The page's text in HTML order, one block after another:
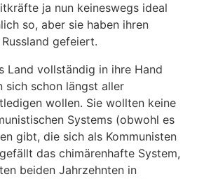
ja nun keineswegs ideal
so, aber sie haben ihren
gefeiert.
Land vollständig in ihre Hand
sich schon längst aller
wollen. Sie wollten keine
Systems (obwohl es
gibt, die sich als Kommunisten
das chimärenhafte System,
beiden Jahrzehnten in